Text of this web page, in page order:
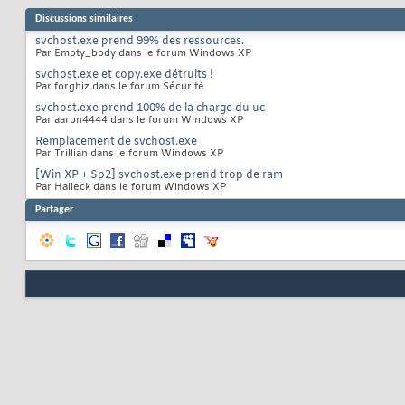
Discussions similaires
svchost.exe prend 99% des ressources.
Par Empty_body dans le forum Windows XP
svchost.exe et copy.exe détruits !
Par forghiz dans le forum Sécurité
svchost.exe prend 100% de la charge du uc
Par aaron4444 dans le forum Windows XP
Remplacement de svchost.exe
Par Trillian dans le forum Windows XP
[Win XP + Sp2] svchost.exe prend trop de ram
Par Halleck dans le forum Windows XP
Partager